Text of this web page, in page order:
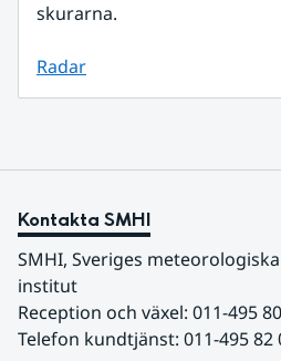
skurarna.
Radar
Kontakta SMHI
SMHI, Sveriges
institut
Reception och växel: 011-495
Telefon kundtjänst: 011-495 82